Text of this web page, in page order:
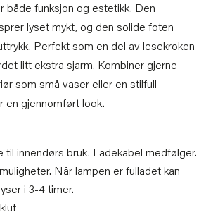
både funksjon og estetikk. Den
lyset mykt, og den solide foten
Perfekt som en del av lesekroken
litt ekstra sjarm. Kombiner gjerne
som små vaser eller en stilfull
en gjennomført look.
til innendørs bruk. Ladekabel medfølger.
Når lampen er fulladet kan
i 3-4 timer.